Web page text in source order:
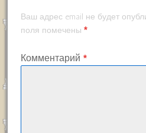
Ваш адрес email не будет
поля помечены *
Комментарий *